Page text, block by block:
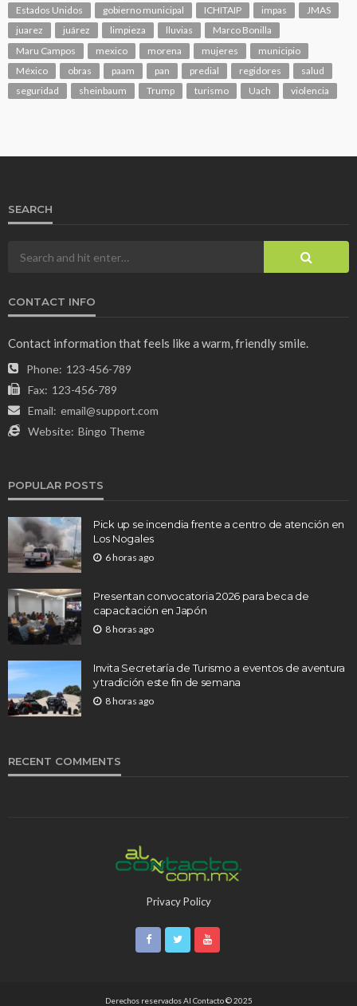
Estados Unidos
gobierno municipal ICHITAIP impas
JMAS
juarez
juárez limpieza lluvias
Marco Bonilla
Maru Campos
mexico morena mujeres
municipio
México
obras paam pan predial regidores
salud
seguridad
sheinbaum Trump turismo Uach violencia
SEARCH
CONTACT INFO
Contact information that feels like a warm, friendly smile.
Phone: 123-456-789
Fax: 123-456-789
Email: email@support.com
Website: Bingo Theme
POPULAR POSTS
Pick up se incendia frente a centro de atención en
Los Nogales
6 horas ago
Presentan convocatoria 2026 para beca de
capacitación en Japón
8 horas ago
Invita Secretaría de Turismo a eventos de aventura
y tradición este fin de semana
8 horas ago
RECENT COMMENTS
Privacy Policy
Derechos reservados Al Contacto © 2025